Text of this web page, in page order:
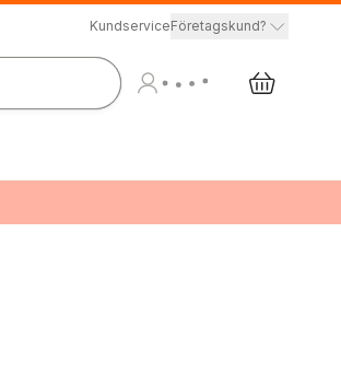
KundserviceFöretagskund?